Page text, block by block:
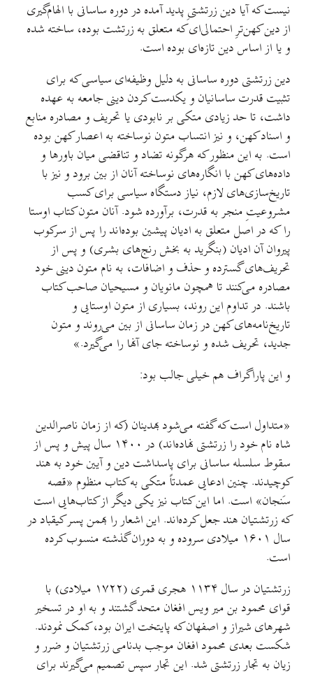
نیست که آیا دین زرتشتیِ پدید آمده در دوره ساسانی با الهام‌گیری
از دین کهن‌ترِ احتمالی‌ای که متعلق به زرتشت بوده، ساخته شده
و یا از اساس دین تازه‌ای بوده است.
دین زرتشتی دوره ساسانی به دلیل وظیفه‌ای سیاسی که برای
تثبیت قدرت ساسانیان و یکدست کردن دینی جامعه به عهده
داشت، تا حد زیادی متکی بر نابودی یا تحریف و مصادره منابع
و اسناد کهن، و نیز انتساب متون نوساخته به اعصار کهن بوده
است. به این منظور که هرگونه تضاد و تناقضی میان باورها و
داده‌های کهن با انگاره‌های نوساخته آنان از بین برود و نیز با
تاریخ‌سازی‌های لازم، نیاز دستگاه سیاسی برای کسب
مشروعیتِ منجر به قدرت، برآورده شود. آنان متون کتاب اوستا
را که در اصل متعلق به ادیان پیشین بوده‌اند را پس از سرکوب
پیروان آن ادیان (بنگرید به بخش رنج‌های بشری) و پس از
تحریف‌های گسترده و حذف و اضافات، به نام متون دینی خود
مصادره می‌کنند تا همچون مانویان و مسیحیان صاحب کتاب
باشند. در تداوم این روند، بسیاری از متون اوستایی و
تاریخ‌نامه‌های کهن در زمان ساسانی از بین می‌روند و متون
جدید، تحریف شده و نوساخته جای آنها را می‌گیرد.»
و این پاراگراف هم خیلی جالب بود:
«متداول است که گفته می‌شود بهدینان (که از زمان ناصرالدین
شاه نام خود را زرتشتی نهاده‌اند) در ۱۴۰۰ سال پیش و پس از
سقوط سلسله ساسانی برای پاسداشت دین و آیین خود به هند
کوچیدند. چنین ادعایی عمدتاً متکی به کتاب منظوم «قصه
سَنجان» است. اما این کتاب نیز یکی دیگر از کتاب‌هایی است
که زرتشتیان هند جعل کرده‌اند. این اشعار را بهمن پسر کیقباد در
سال ۱۶۰۱ میلادی سروده و به دوران گذشته منسوب کرده
است.
زرتشتیان در سال ۱۱۳۴ هجری قمری (۱۷۲۲ میلادی) با
قوای محمود بن میر ویس افغان متحد گشتند و به او در تسخیر
شهرهای شیراز و اصفهان که پایتخت ایران بود، کمک نمودند.
شکست بعدی محمود افغان موجب بدنامی زرتشتیان و ضرر و
زیان به تجار زرتشتی شد. این تجار سپس تصمیم می‌گیرند برای